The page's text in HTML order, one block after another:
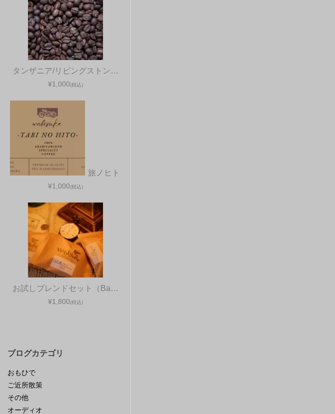
タンザニア/リビングストン…
¥1,000(税込)
旅ノヒト
¥1,000(税込)
お試しブレンドセット（Ba…
¥1,800(税込)
ブログカテゴリ
おもひで
ご近所散策
その他
オーディオ